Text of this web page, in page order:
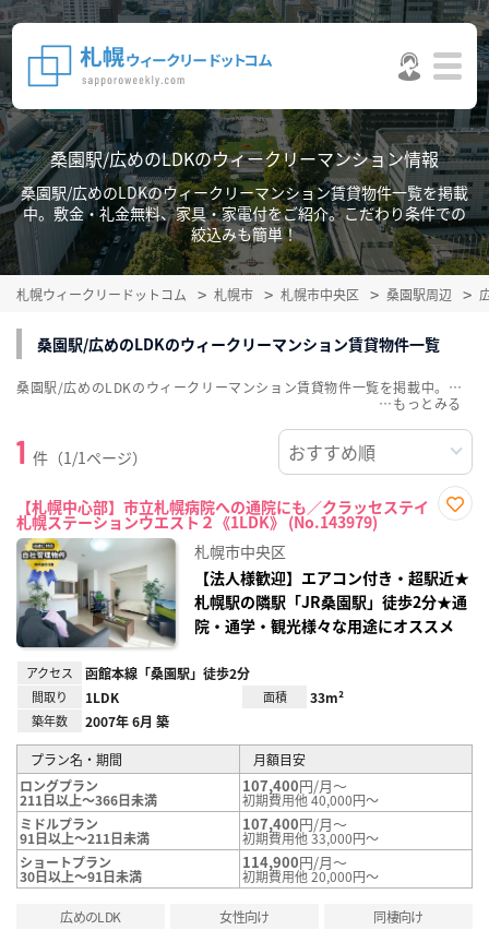
桑園駅/広めのLDKのウィークリーマンション情報
桑園駅/広めのLDKのウィークリーマンション賃貸物件一覧を掲載
中。敷金・礼金無料、家具・家電付をご紹介。こだわり条件での
絞込みも簡単！
札幌ウィークリードットコム 札幌市 札幌市中央区 桑園駅周辺
桑園駅/広めのLDKのウィークリーマンション賃貸物件一覧
1 件（1/1ページ）
【札幌中心部】市立札幌病院への通院にも／クラッセステイ
札幌ステーションウエスト２《1LDK》 (No.143979)
録
札幌市中央区
【法人様歓迎】エアコン付き・超駅近★
札幌駅の隣駅「JR桑園駅」徒歩2分★通
院・通学・観光様々な用途にオススメ
アクセス 函館本線「桑園駅」徒歩2分
間取り 1LDK 面積 33m²
築年数 2007年 6月 築
プラン名・期間
月額目安
ロングプラン
211日以上～366日未満
107,400円/月～
初期費用他 40,000円～
ミドルプラン
91日以上～211日未満
107,400円/月～
初期費用他 33,000円～
ショートプラン
30日以上～91日未満
114,900円/月～
初期費用他 20,000円～
広めのLDK 女性向け
同棲向け
桑園駅/広めのLDKのウィークリーマンション賃貸物件一覧を掲載中。敷金・礼金無料、家具・家電付をご紹介。こだわり条件での絞込みも簡単！
…